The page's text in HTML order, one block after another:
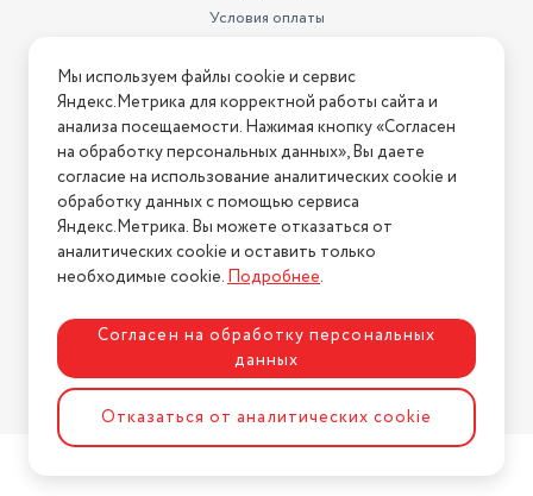
Условия оплаты
Условия возврата
Нашли ошибку на сайте? Напишите нам
2026 © Интернет-магазин "АстМаркет". У нас есть всё!
Политика конфиденциальности
Разработка сайтаASTDESIGN
Мы используем файлы cookie и сервис
Яндекс.Метрика для корректной работы сайта и
анализа посещаемости. Нажимая кнопку «Согласен
на обработку персональных данных», Вы даете
согласие на использование аналитических cookie и
обработку данных с помощью сервиса
Яндекс.Метрика. Вы можете отказаться от
аналитических cookie и оставить только
необходимые cookie.Подробнее.
Согласен на обработку персональных
данных
Отказаться от аналитических cookie